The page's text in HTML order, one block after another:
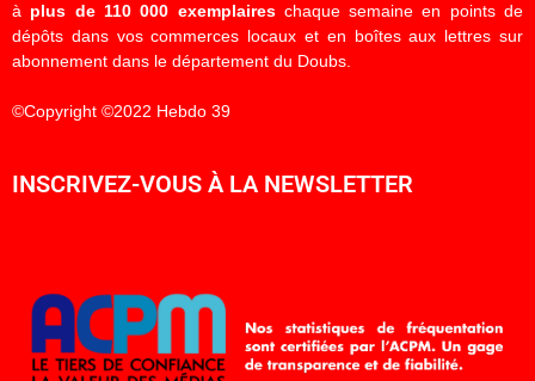
à plus de 110 000 exemplaireschaque semaine en points de
dépôts dans vos commerces locaux et en boîtes aux lettres sur
abonnement dans le département du Doubs.
©Copyright ©2022 Hebdo 39
INSCRIVEZ-VOUS À LA NEWSLETTER